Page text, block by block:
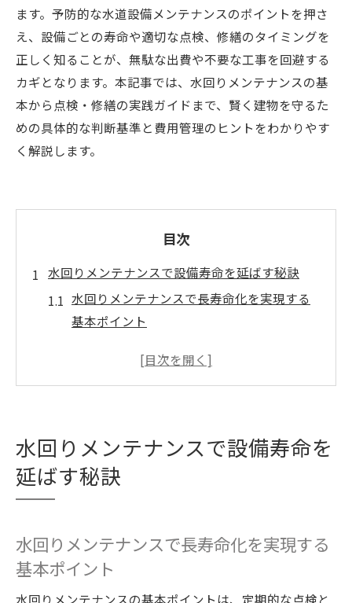
ます。予防的な水道設備メンテナンスのポイントを押さ
え、設備ごとの寿命や適切な点検、修繕のタイミングを
正しく知ることが、無駄な出費や不要な工事を回避する
カギとなります。本記事では、水回りメンテナンスの基
本から点検・修繕の実践ガイドまで、賢く建物を守るた
めの具体的な判断基準と費用管理のヒントをわかりやす
く解説します。
目次
水回りメンテナンスで設備寿命を延ばす秘訣
水回りメンテナンスで長寿命化を実現する
基本ポイント
日常の水回りメンテナンスがトラブル防止
のカギ
水道設備の点検頻度と適切な維持管理の方法
水回りメンテナンスにおける適切な点検頻
水回りメンテナンスで設備寿命を
延ばす秘訣
水回りメンテナンスで長寿命化を実現する
基本ポイント
水回りメンテナンスの基本ポイントは、定期的な点検と